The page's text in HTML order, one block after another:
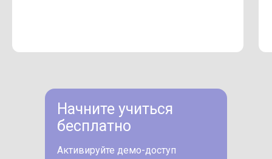
Начните учиться
бесплатно
Активируйте демо-доступ